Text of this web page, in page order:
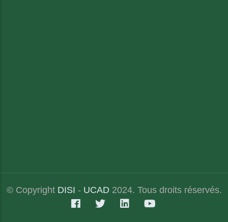
© Copyright DISI - UCAD 2024. Tous droits réservés.